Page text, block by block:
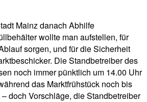
Mainz danach Abhilfe
wollte man aufstellen, für
sorgen, und für die Sicherheit
Die Standbetreiber des
noch immer pünktlich um 14.00 Uhr
das Marktfrühstück noch bis
doch Vorschläge, die Standbetreiber